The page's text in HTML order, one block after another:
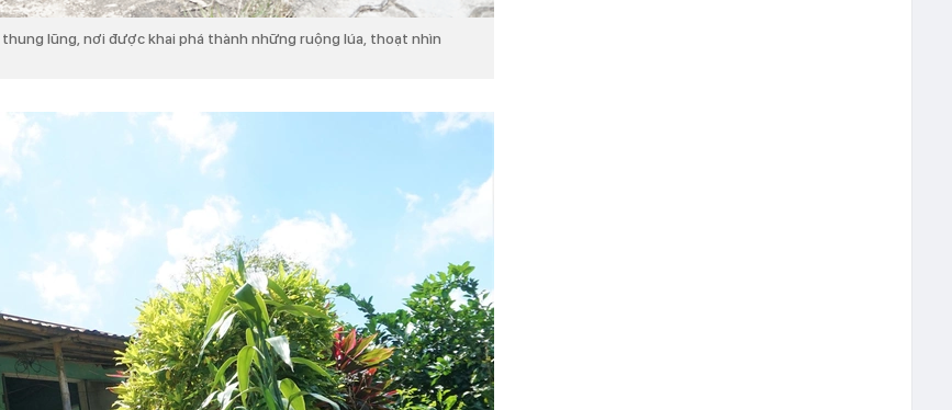
lũng, nơi được khai phá thành những ruộng lúa, thoạt nhìn